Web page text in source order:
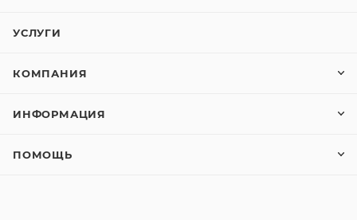
УСЛУГИ
КОМПАНИЯ
ИНФОРМАЦИЯ
ПОМОЩЬ